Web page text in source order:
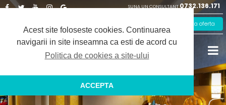
Acest site foloseste cookies. Continuarea
navigarii in site inseamna ca esti de acord cu
Politica de cookies a site-ului
ACCEPTA
SUNA UN CONSULTANT 0732.136.171
Plus
Solicita oferta